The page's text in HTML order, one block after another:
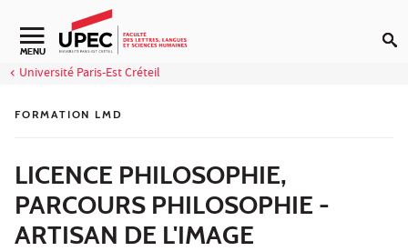
Aller au contenu
Navigation secondaire
MENU
Université Paris-Est Créteil
FORMATION LMD
LICENCE PHILOSOPHIE,
PARCOURS PHILOSOPHIE -
ARTISAN DE L'IMAGE